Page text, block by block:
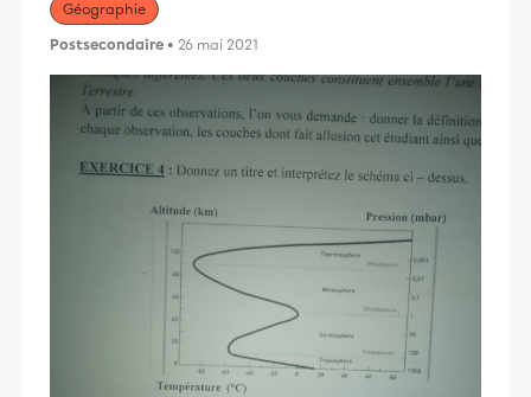
Géographie
Postsecondaire • 26 mai 2021